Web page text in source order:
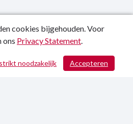
/ 451
cookies bijgehouden. Voor
ons Privacy Statement.
Accepteren
noodzakelijk